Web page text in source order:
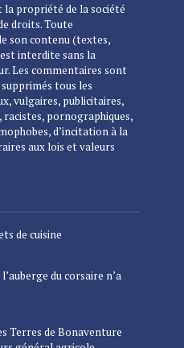
propriété de la société
droits. Toute
son contenu (textes,
interdite sans la
Les commentaires sont
tous les
vulgaires, publicitaires,
pornographiques,
d’incitation à la
aux lois et valeurs
de cuisine
du corsaire n’a
Terres de Bonaventure